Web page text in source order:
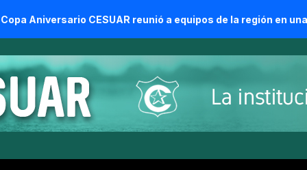
CESUAR reunió a equipos de la región en una jornada de